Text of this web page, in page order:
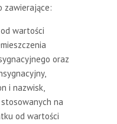
zawierające:
wartości
oraz
i nazwisk,
na
od wartości